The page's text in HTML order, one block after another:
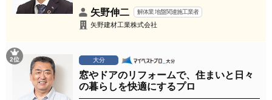
矢野伸二 解体業 地盤関連施工業者
矢野建材工業株式会社
2位 大分
窓やドアのリフォームで、住まいと日々
の暮らしを快適にするプロ